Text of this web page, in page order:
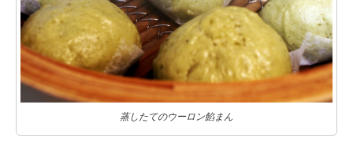
蒸したてのウーロン餡まん